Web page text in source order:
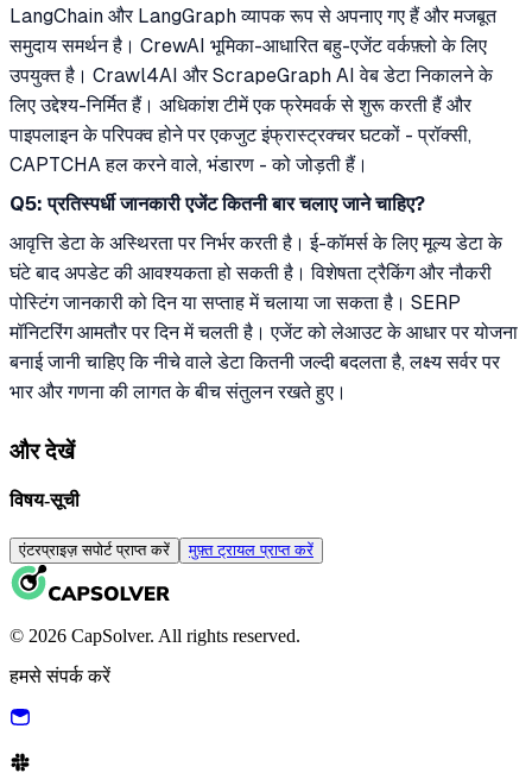
LangChain और LangGraph व्यापक रूप से अपनाए गए हैं और मजबूत
समुदाय समर्थन है। CrewAI भूमिका-आधारित बहु-एजेंट वर्कफ़्लो के लिए
उपयुक्त है। Crawl4AI और ScrapeGraph AI वेब डेटा निकालने के
लिए उद्देश्य-निर्मित हैं। अधिकांश टीमें एक फ्रेमवर्क से शुरू करती हैं और
पाइपलाइन के परिपक्व होने पर एकजुट इंफ्रास्ट्रक्चर घटकों - प्रॉक्सी,
CAPTCHA हल करने वाले, भंडारण - को जोड़ती हैं।
Q5: प्रतिस्पर्धी जानकारी एजेंट कितनी बार चलाए जाने चाहिए?
आवृत्ति डेटा के अस्थिरता पर निर्भर करती है। ई-कॉमर्स के लिए मूल्य डेटा के
घंटे बाद अपडेट की आवश्यकता हो सकती है। विशेषता ट्रैकिंग और नौकरी
पोस्टिंग जानकारी को दिन या सप्ताह में चलाया जा सकता है। SERP
मॉनिटरिंग आमतौर पर दिन में चलती है। एजेंट को लेआउट के आधार पर योजना
बनाई जानी चाहिए कि नीचे वाले डेटा कितनी जल्दी बदलता है, लक्ष्य सर्वर पर
भार और गणना की लागत के बीच संतुलन रखते हुए।
और देखें
विषय-सूची
एंटरप्राइज़ सपोर्ट प्राप्त करें मुफ़्त ट्रायल प्राप्त करें
© 2026 CapSolver. All rights reserved.
हमसे संपर्क करें